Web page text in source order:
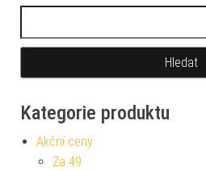
Kategorie produktu
Akční ceny
Za 49